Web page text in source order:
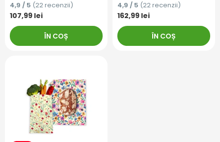
4,9 / 5 (22 recenzii)
107,99 lei
ÎN COȘ
4,9 / 5 (22 recenzii)
162,99 lei
ÎN COȘ